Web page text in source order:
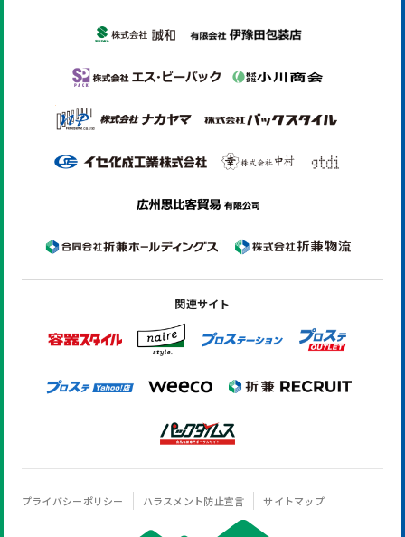
関連サイト
プライバシーポリシー ハラスメント防止宣言 サイトマップ